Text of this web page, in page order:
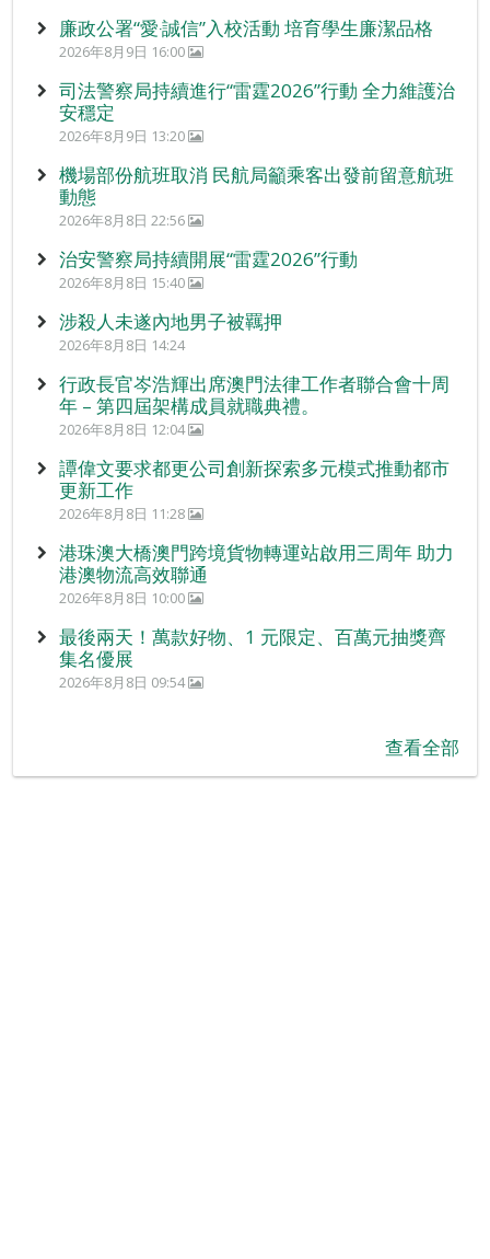
廉政公署“愛‧誠信”入校活動 培育學生廉潔品格
2026年8月9日 16:00
司法警察局持續進行“雷霆2026”行動 全力維護治
安穩定
2026年8月9日 13:20
機場部份航班取消 民航局籲乘客出發前留意航班
動態
2026年8月8日 22:56
治安警察局持續開展“雷霆2026”行動
2026年8月8日 15:40
涉殺人未遂內地男子被羈押
2026年8月8日 14:24
行政長官岑浩輝出席澳門法律工作者聯合會十周
年 – 第四屆架構成員就職典禮。
2026年8月8日 12:04
譚偉文要求都更公司創新探索多元模式推動都市
更新工作
2026年8月8日 11:28
港珠澳大橋澳門跨境貨物轉運站啟用三周年 助力
港澳物流高效聯通
2026年8月8日 10:00
最後兩天！萬款好物、1 元限定、百萬元抽獎齊
集名優展
2026年8月8日 09:54
查看全部